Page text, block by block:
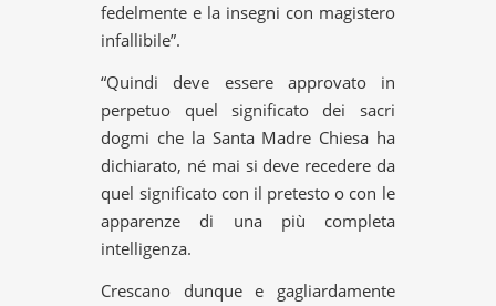
fedelmente e la insegni con magistero
infallibile”.
“Quindi deve essere approvato in
perpetuo quel significato dei sacri
dogmi che la Santa Madre Chiesa ha
dichiarato, né mai si deve recedere da
quel significato con il pretesto o con le
apparenze di una più completa
intelligenza.
Crescano dunque e gagliardamente